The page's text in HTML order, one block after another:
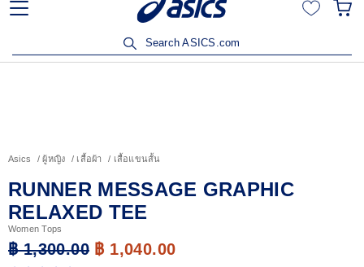
ลูกค้าวิริยะประกันภัยรับส่วนลด 15% เมื่อซื้อสินค้าครบ 3,500
Search ASICS.com
Asics ผู้หญิง เสื้อผ้า เสื้อแขนสั้น
RUNNER MESSAGE GRAPHIC
RELAXED TEE
Women Tops
฿ 1,300.00 ฿ 1,040.00